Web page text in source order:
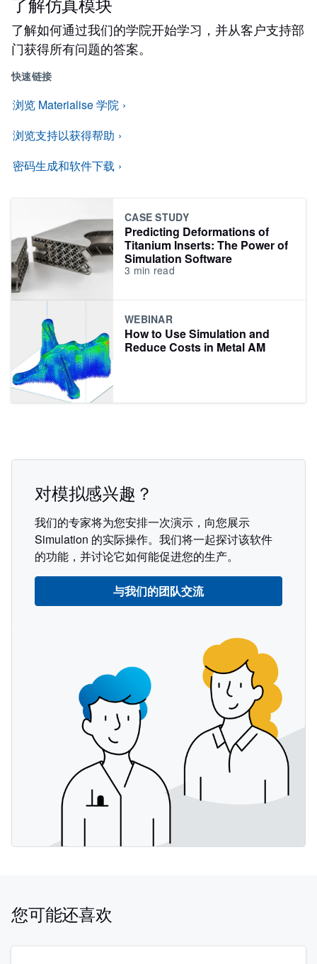
了解如何通过我们的学院开始学习，并从客户支持部
门获得所有问题的答案。
快速链接
浏览 Materialise 学院
浏览支持以获得帮助
密码生成和软件下载
CASE STUDY
Predicting Deformations of
Titanium Inserts: The Power of
Simulation Software
3 min read
WEBINAR
How to Use Simulation and
Reduce Costs in Metal AM
对模拟感兴趣？
我们的专家将为您安排一次演示，向您展示
Simulation 的实际操作。我们将一起探讨该软件
的功能，并讨论它如何能促进您的生产。
与我们的团队交流
您可能还喜欢